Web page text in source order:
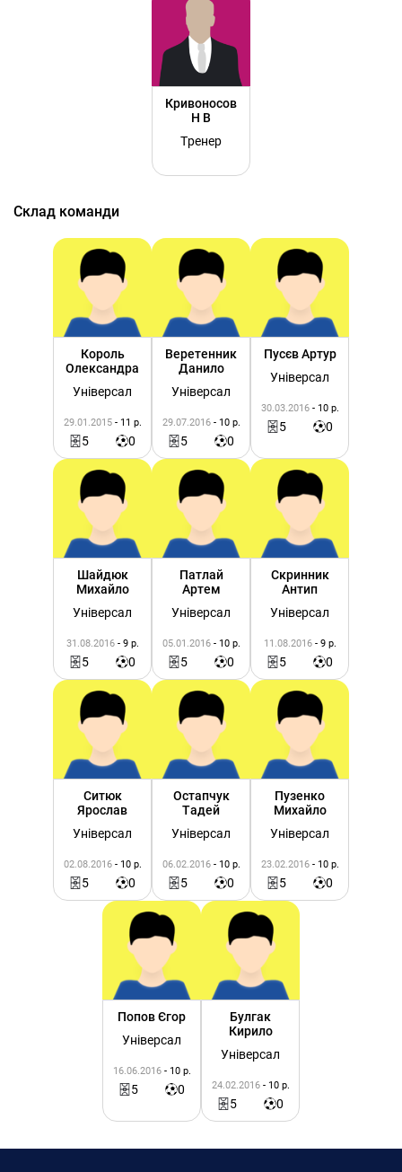
Кривоносов
Н В
Тренер
Склад команди
Король
Олександра
Універсал
29.01.2015 - 11 р.
5 0
Веретенник
Данило
Універсал
29.07.2016 - 10 р.
5 0
Пусєв Артур
Універсал
30.03.2016 - 10 р.
5 0
Шайдюк
Михайло
Універсал
31.08.2016 - 9 р.
5 0
Патлай
Артем
Універсал
05.01.2016 - 10 р.
5 0
Скринник
Антип
Універсал
11.08.2016 - 9 р.
5 0
Ситюк
Ярослав
Універсал
02.08.2016 - 10 р.
5 0
Остапчук
Тадей
Універсал
06.02.2016 - 10 р.
5 0
Пузенко
Михайло
Універсал
23.02.2016 - 10 р.
5 0
Попов Єгор
Універсал
16.06.2016 - 10 р.
5 0
Булгак
Кирило
Універсал
24.02.2016 - 10 р.
5 0